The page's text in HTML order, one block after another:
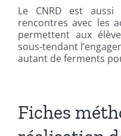
Le CNRD est aussi
rencontres avec les
permettent aux
sous-tendant
autant de ferments
Fiches